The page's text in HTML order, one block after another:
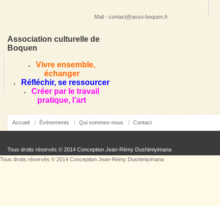
Mail - contact@asso-boquen.fr
Association culturelle de
Boquen
Vivre ensemble,
échanger
Réfléchir, se ressourcer
Créer par le travail
pratique, l’art
Accueil Événements Qui sommes-nous Contact
Tous droits réservés © 2014 Conception Jean-Rémy Dushimiyimana
Tous droits réservés © 2014 Conception Jean-Rémy Dushimiyimana